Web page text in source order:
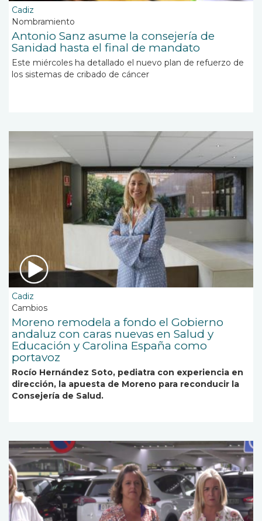
Cadiz
Nombramiento
Antonio Sanz asume la consejería de
Sanidad hasta el final de mandato
Este miércoles ha detallado el nuevo plan de refuerzo de
los sistemas de cribado de cáncer
Cadiz
Cambios
Moreno remodela a fondo el Gobierno
andaluz con caras nuevas en Salud y
Educación y Carolina España como
portavoz
Rocío Hernández Soto, pediatra con experiencia en
dirección, la apuesta de Moreno para reconducir la
Consejería de Salud.